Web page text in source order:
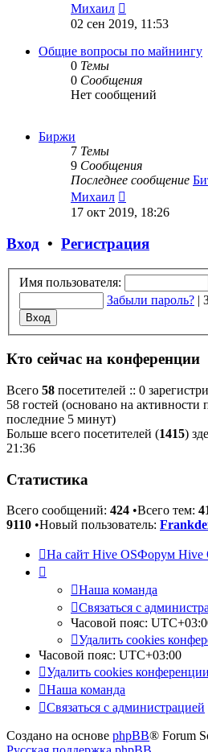
Михаил
к
сообщению
02 сен 2019, 11:53
Общие вопросы по майнингу
0 Темы
0 Сообщения
Нет сообщений
Биржи
7 Темы
9 Сообщения
Последнее сообщение
Михаил
к
17 окт 2019, 18:26
Вход • Регистрация
Имя пользователя:
Забыли пароль? |
Кто сейчас на конференции
Всего 58 посетителей :: 0
58 гостей (основано на активности
последние 5 минут)
Больше всего посетителей (1415)
21:36
Статистика
Всего сообщений: 424 •Всего тем:
9110 •Новый пользователь:
На сайт Hive OSФорум Hive
Наша команда
Связаться с
Часовой пояс:
Удалить cookies
Часовой пояс: UTC+03:00
Удалить cookies конференции
Наша команда
Связаться с администрацией
Создано на основе phpBB® Forum